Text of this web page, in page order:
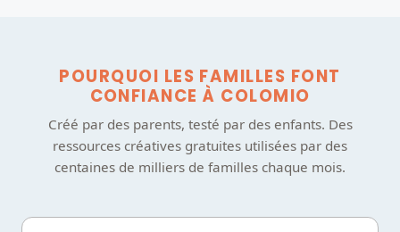
POURQUOI LES FAMILLES FONT
CONFIANCE À COLOMIO
Créé par des parents, testé par des enfants. Des
ressources créatives gratuites utilisées par des
centaines de milliers de familles chaque mois.